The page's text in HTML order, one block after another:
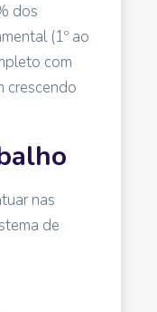
dos
(1º ao
com
crescendo
nas
de